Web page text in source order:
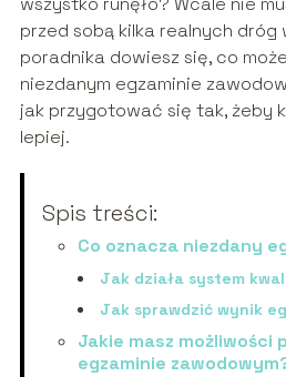
przed sobą kilka realnych dróg
poradnika dowiesz się, co
niezdanym egzaminie
jak przygotować się tak, żeby
lepiej.
Spis treści:
Co oznacza niezdany
Jak działa system
Jak sprawdzić wynik
Jakie masz możliwości
egzaminie